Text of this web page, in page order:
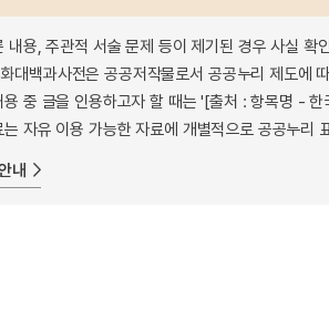
내용, 주관적 서술 문제 등이 제기된 경우 사실
대백과사전은 공공저작물로서 공공누리 제도에
용 중 글을 인용하고자 할 때는 '[출처 : 항목명 -
는 자유 이용 가능한 자료에 개별적으로 공공누리
내